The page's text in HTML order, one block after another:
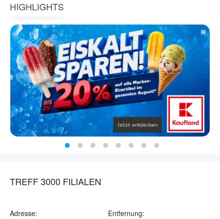
HIGHLIGHTS
TREFF 3000 FILIALEN
Adresse: Entfernung: